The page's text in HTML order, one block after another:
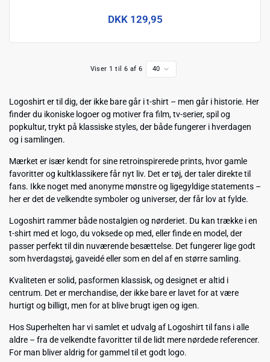
DKK 129,95
Viser 1 til 6 af 6 40
Logoshirt er til dig, der ikke bare går i t-shirt – men går i historie. Her
finder du ikoniske logoer og motiver fra film, tv-serier, spil og
popkultur, trykt på klassiske styles, der både fungerer i hverdagen
og i samlingen.
Mærket er især kendt for sine retroinspirerede prints, hvor gamle
favoritter og kultklassikere får nyt liv. Det er tøj, der taler direkte til
fans. Ikke noget med anonyme mønstre og ligegyldige statements –
her er det de velkendte symboler og universer, der får lov at fylde.
Logoshirt rammer både nostalgien og nørderiet. Du kan trække i en
t-shirt med et logo, du voksede op med, eller finde en model, der
passer perfekt til din nuværende besættelse. Det fungerer lige godt
som hverdagstøj, gaveidé eller som en del af en større samling.
Kvaliteten er solid, pasformen klassisk, og designet er altid i
centrum. Det er merchandise, der ikke bare er lavet for at være
hurtigt og billigt, men for at blive brugt igen og igen.
Hos Superhelten har vi samlet et udvalg af Logoshirt til fans i alle
aldre – fra de velkendte favoritter til de lidt mere nørdede referencer.
For man bliver aldrig for gammel til et godt logo.